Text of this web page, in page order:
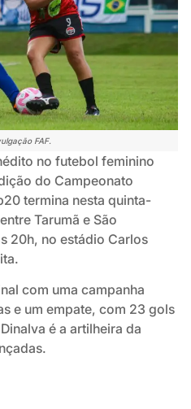
FAF.
no futebol feminino
do Campeonato
termina nesta quinta-
Tarumã e São
20h, no estádio Carlos
com uma campanha
e um empate, com 23 gols
é a artilheira da